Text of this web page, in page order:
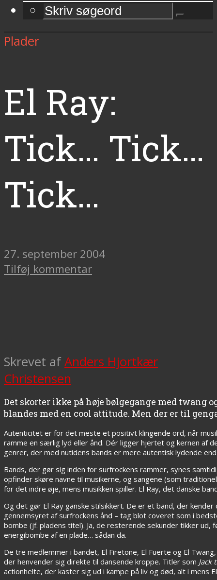
Plader
El Ray:
Tick… Tick…
Tick…
27. september 2004
Tilføj kommentar
Skrevet afAnders Hjortkær
Christensen
Det skorter ikke på høje bølgegange med
blandes med en cool attitude. Men der er til
Autenticitet er for det meste et positivt klingende ord, når
ramme en særlig lyd eller ånd. Dér ligger hjertet og kernen af
genrer, der med nutidens bands er mere autentisk lydende
Bands, der gør sig inden for surfrockens rammer, synes
opfinder skøre navne til musikerne, og sangene (som
for det indre øje, mens musikken spiller. El Ray, det danske
Og det gør El Ray ganske stilsikkert. De er et band, der
gennemsyret af surfrockens ånd – tag blot coveret som i
bombe (jf. pladens titel). Ja, de resterende sekunder tikker
energibombe af en plade… sådan da.
De tre medlemmer i bandet, El Firetone, El Fuerte og El
der henvender sig direkte til dansende kroppe. Titler som Jack
actionhelte, der kaster sig ud i kampe på liv og død, alt i mens